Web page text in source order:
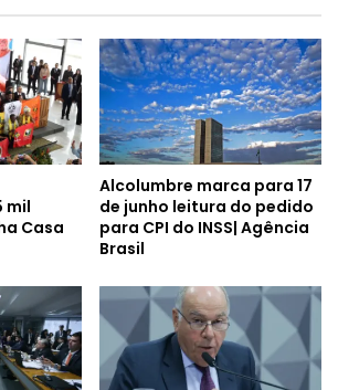
mil
Casa
Alcolumbre marca para 17
de junho leitura do pedido
para CPI do INSS| Agência
Brasil